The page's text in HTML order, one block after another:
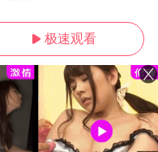
 极速观看